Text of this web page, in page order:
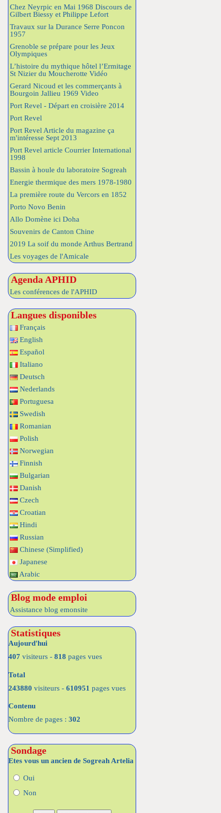
Chez Neyrpic en Mai 1968 Discours de
Gilbert Biessy et Philippe Lefort
Travaux sur la Durance Serre Poncon
1957
Grenoble se prépare pour les Jeux
Olympiques
L’histoire du mythique hôtel l’Ermitage
St Nizier du Moucherotte Vidéo
Gerard Nicoud et les commerçants à
Bourgoin Jallieu 1969 Video
Port Revel - Départ en croisière 2014
Port Revel
Port Revel Article du magazine ça
m'intéresse Sept 2013
Port Revel article Courrier International
1998
Bassin à houle du laboratoire Sogreah
Energie thermique des mers 1978-1980
La première route du Vercors en 1852
Porto Novo Benin
Allo Domène ici Doha
Souvenirs de Canton Chine
2019 La soif du monde Arthus Bertrand
Les voyages de l'Amicale
Agenda APHID
Les conférences de l'APHID
Langues disponibles
Français
English
Español
Italiano
Deutsch
Nederlands
Portuguesa
Swedish
Romanian
Polish
Norwegian
Finnish
Bulgarian
Danish
Czech
Croatian
Hindi
Russian
Chinese (Simplified)
Japanese
Arabic
Blog mode emploi
Assistance blog emonsite
Statistiques
Aujourd'hui
407 visiteurs - 818 pages vues
Total
243880 visiteurs - 610951 pages vues
Contenu
Nombre de pages : 302
Sondage
Etes vous un ancien de Sogreah Artelia
Oui
Non